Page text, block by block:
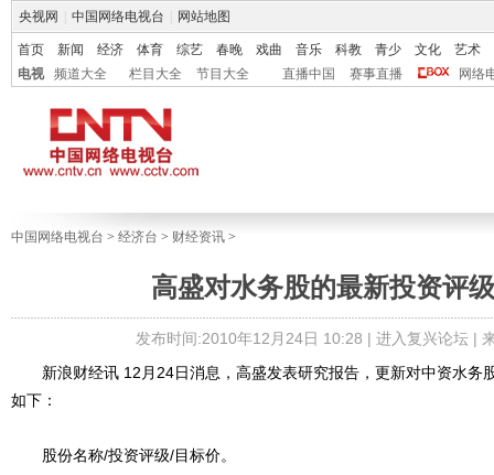
央视网 中国网络电视台 网站地图
首页 新闻 经济 体育 综艺 春晚 戏曲 音乐 科教 青少 文化
艺术
电视
频道大全 栏目大全 节目大全 直播中国 赛事直播 网络
中国网络电视台 > 经济台 > 财经资讯 >
高盛对水务股的最新投资评
发布时间:2010年12月24日 10:28 | 进入复兴论坛|
新浪财经讯 12月24日消息，高盛发表研究报告，更新对中资水务
如下：
股份名称/投资评级/目标价。